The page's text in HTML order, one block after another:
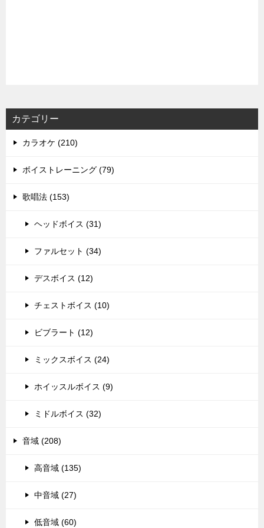
カテゴリー
カラオケ (210)
ボイストレーニング (79)
歌唱法 (153)
ヘッドボイス (31)
ファルセット (34)
デスボイス (12)
チェストボイス (10)
ビブラート (12)
ミックスボイス (24)
ホイッスルボイス (9)
ミドルボイス (32)
音域 (208)
高音域 (135)
中音域 (27)
低音域 (60)